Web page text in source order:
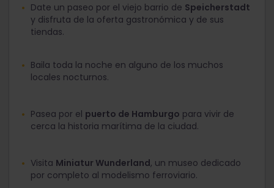
Date un paseo por el viejo barrio de Speicherstadt
y disfruta de la oferta gastronómica y de sus
tiendas.
Baila toda la noche en alguno de los muchos
locales nocturnos.
Pasea por el puerto de Hamburgo para vivir de
cerca la historia marítima de la ciudad.
Visita Miniatur Wunderland, un museo dedicado
por completo al modelismo ferroviario.